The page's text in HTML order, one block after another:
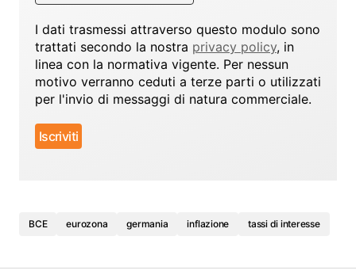
I dati trasmessi attraverso questo modulo sono
trattati secondo la nostra privacy policy, in
linea con la normativa vigente. Per nessun
motivo verranno ceduti a terze parti o utilizzati
per l'invio di messaggi di natura commerciale.
BCE eurozona germania inflazione tassi di interesse